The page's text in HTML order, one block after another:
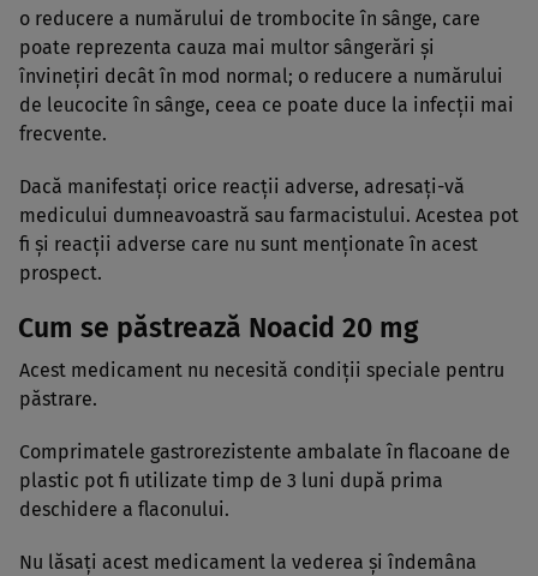
o reducere a numărului de trombocite în sânge, care
poate reprezenta cauza mai multor sângerări şi
învineţiri decât în mod normal; o reducere a numărului
de leucocite în sânge, ceea ce poate duce la infecţii mai
frecvente.
Dacă manifestaţi orice reacţii adverse, adresaţi-vă
medicului dumneavoastră sau farmacistului. Acestea pot
fi şi reacţii adverse care nu sunt menţionate în acest
prospect.
Cum se păstrează Noacid 20 mg
Acest medicament nu necesită condiţii speciale pentru
păstrare.
Comprimatele gastrorezistente ambalate în flacoane de
plastic pot fi utilizate timp de 3 luni după prima
deschidere a flaconului.
Nu lăsaţi acest medicament la vederea şi îndemâna